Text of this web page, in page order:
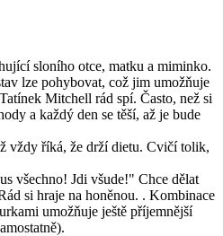
sloního otce, matku a miminko.
lze pohybovat, což jim umožňuje
Mitchell rád spí. Často, než si
a každý den se těší, až je bude
vždy říká, že drží dietu. Cvičí tolik,
všechno! Jdi všude!" Chce dělat
si hraje na honěnou. . Kombinace
umožňuje ještě příjemnější